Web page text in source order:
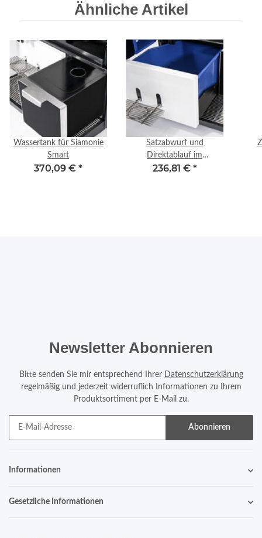
Ähnliche Artikel
Wassertank für Siamonie
Smart
370,09 € *
Satzabwurf und
Direktablauf im
Unterschrank für Siamonie
236,81 € *
Newsletter Abonnieren
Bitte senden Sie mir entsprechend Ihrer Datenschutzerklärung
regelmäßig und jederzeit widerruflich Informationen zu Ihrem
Produktsortiment per E-Mail zu.
Abonnieren
Informationen
Gesetzliche Informationen